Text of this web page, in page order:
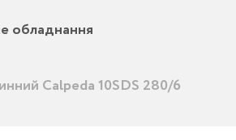
обладнання
Calpeda 10SDS 280/6